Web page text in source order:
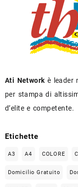
Ati Network è leader
per stampa di
d’elite e competente.
Etichette
A3 A4 COLORE
Domicilio Gratuito